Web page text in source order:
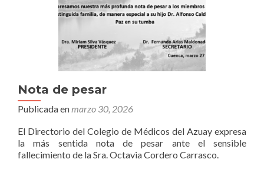
Nota de pesar
Publicada enmarzo 30, 2026
El Directorio del Colegio de Médicos del Azuay expresa
la más sentida nota de pesar ante el sensible
fallecimiento de la Sra. Octavia Cordero Carrasco.